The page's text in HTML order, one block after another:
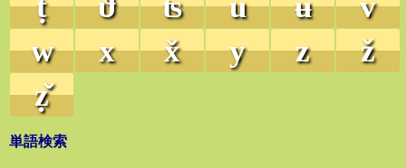
w
x x̌ y z
ž
ẓ̌
単語検索